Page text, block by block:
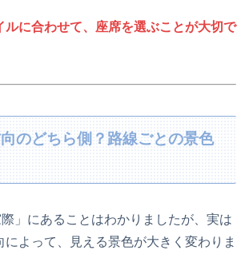
ルに合わせて、座席を選ぶことが大切で
のどちら側？路線ごとの景色
」にあることはわかりましたが、実は
によって、見える景色が大きく変わりま